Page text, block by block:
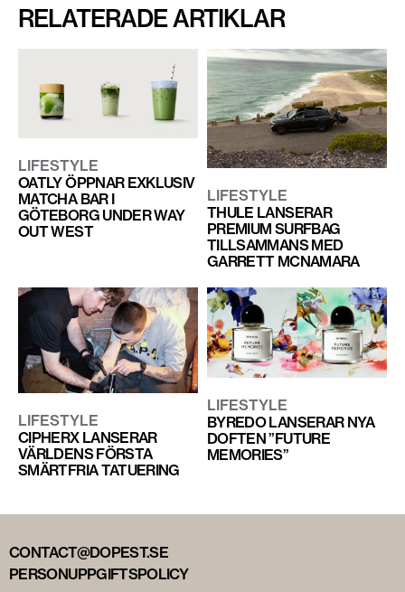
RELATERADE ARTIKLAR
LIFESTYLE
OATLY ÖPPNAR EXKLUSIV
MATCHA BAR I
GÖTEBORG UNDER WAY
OUT WEST
LIFESTYLE
THULE LANSERAR
PREMIUM SURFBAG
TILLSAMMANS MED
GARRETT MCNAMARA
LIFESTYLE
CIPHERX LANSERAR
VÄRLDENS FÖRSTA
SMÄRTFRIA TATUERING
LIFESTYLE
BYREDO LANSERAR NYA
DOFTEN ”FUTURE
MEMORIES”
CONTACT@DOPEST.SE
PERSONUPPGIFTSPOLICY